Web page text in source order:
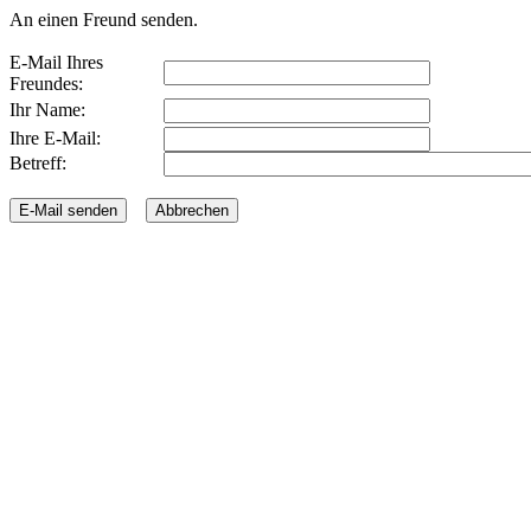
An einen Freund senden.
E-Mail Ihres
Freundes:
Ihr Name:
Ihre E-Mail:
Betreff: